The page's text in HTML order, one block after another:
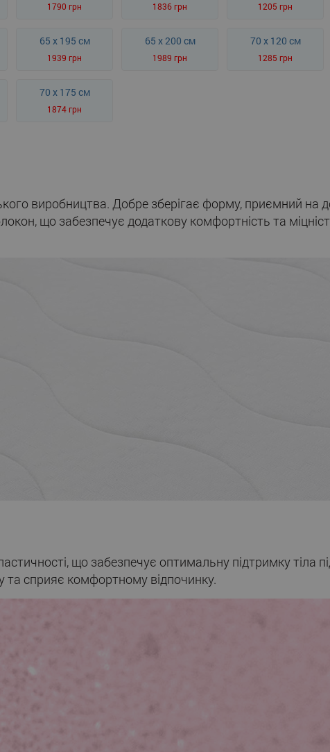
1790 грн 1836 грн 1205 грн
65 x 195 см
1939 грн
65 x 200 см
1989 грн
70 x 120 см
1285 грн
70 x 175 см
1874 грн
виробництва. Добре зберігає форму, приємний на
що забезпечує додаткову комфортність та
що забезпечує оптимальну підтримку тіла
сприяє комфортному відпочинку.